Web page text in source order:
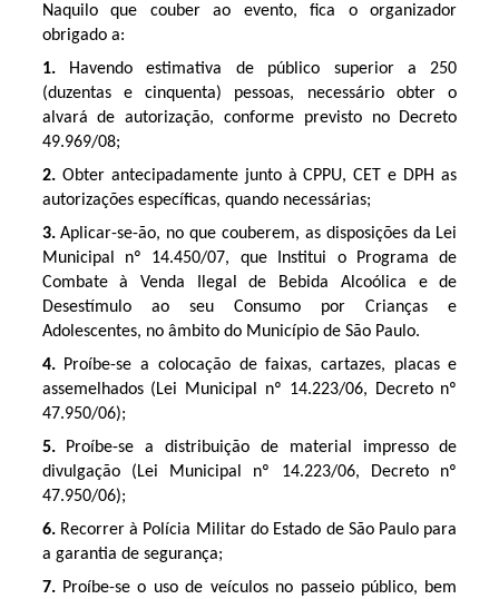
Naquilo que couber ao evento, fica o organizador
obrigado a:
1.
Havendo estimativa de público superior a 250
(duzentas e cinquenta) pessoas, necessário obter o
alvará de autorização, conforme previsto no Decreto
49.969/08;
2. Obter antecipadamente junto à CPPU, CET e DPH as
autorizações específicas, quando necessárias;
3.Aplicar-se-ão, no que couberem, as disposições da Lei
Municipal nº 14.450/07, que Institui o Programa de
Combate à Venda Ilegal de Bebida Alcoólica e de
Desestímulo ao seu Consumo por Crianças e
Adolescentes, no âmbito do Município de São Paulo.
4. Proíbe-se a colocação de faixas, cartazes, placas e
assemelhados (Lei Municipal nº 14.223/06, Decreto nº
47.950/06);
5. Proíbe-se a distribuição de material impresso de
divulgação (Lei Municipal nº 14.223/06, Decreto nº
47.950/06);
6. Recorrer à Polícia Militar do Estado de São Paulo para
a garantia de segurança;
7. Proíbe-se o uso de veículos no passeio público, bem